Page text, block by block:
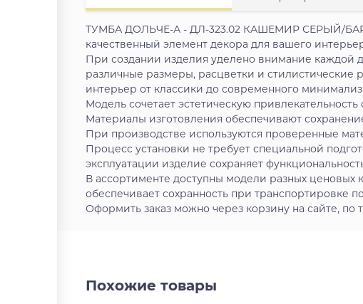
ТУМБА ДОЛЬЧЕ-А - ДЛ-323.02 КАШЕМИР СЕРЫЙ/
качественный элемент декора для вашего
При создании изделия уделено внимание каждой
различные размеры, расцветки и стилистические
интерьер от классики до современного
Модель сочетает эстетическую
Материалы изготовления обеспечивают
При производстве используются проверенные
Процесс установки не требует специальной
эксплуатации изделие сохраняет
В ассортименте доступны модели разных
обеспечивает сохранность при транспортировке
Оформить заказ можно через корзину на сайте, по
Похожие товары